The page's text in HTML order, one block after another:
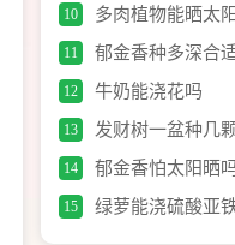
10 多肉植物能晒太
11 郁金香种多深合
12 牛奶能浇花吗
13 发财树一盆种几
14 郁金香怕太阳晒
15 绿萝能浇硫酸亚